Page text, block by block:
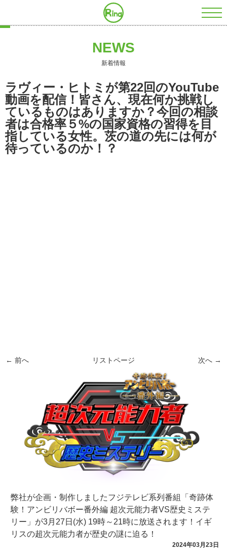
NEWS
新着情報
ラヴィー・ヒトミが第22回のYouTube
動画を配信！皆さん、現在何か挑戦し
ているものはありますか？今回の相談
者は合格率５%の国家資格の習得を目
指している女性。茨の道の先には何が
待っているのか！？
← 前へ リストページ 次へ →
2024年03月23日
弊社が企画・制作しましたフジテレビ系列番組「奇跡体
験！アンビリバボー番外編 超次元能力者VS歴史ミステ
リー」が3月27日(水) 19時～21時に放送されます！イギ
リスの超次元能力者が歴史の謎に迫る！